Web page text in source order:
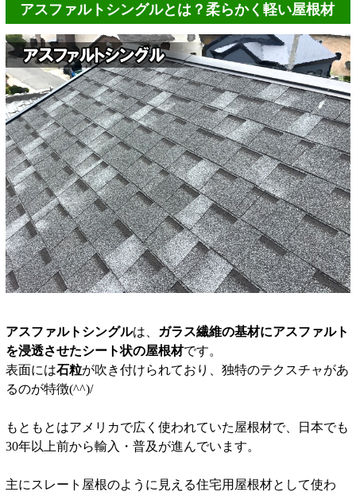
アスファルトシングルとは？柔らかく軽い屋根材
アスファルトシングルは、
ガラス繊維の基材にアスファルト
を浸透させたシート状の屋根材です。
表面には石粒が吹き付けられており、独特のテクスチャがあ
るのが特徴(^^)/
もともとはアメリカで広く使われていた屋根材で、日本でも
30年以上前から輸入・普及が進んでいます。
主にスレート屋根のように見える住宅用屋根材として使わ